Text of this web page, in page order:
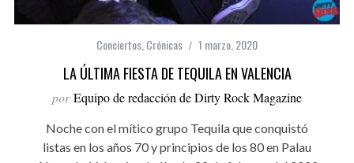
Conciertos Crónicas 1 marzo, 2020
LA ÚLTIMA FIESTA DE TEQUILA EN VALENCIA
por Equipo de redacción de Dirty Rock Magazine
Noche con el mítico grupo Tequila que conquistó
listas en los años 70 y principios de los 80 en Palau